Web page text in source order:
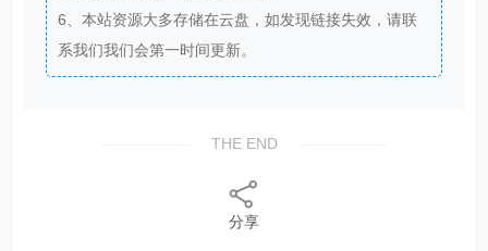
6、本站资源大多存储在云盘，如发现链接失效，请联
系我们我们会第一时间更新。
THE END
分享